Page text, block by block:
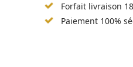
Forfait livraison
Paiement 100%